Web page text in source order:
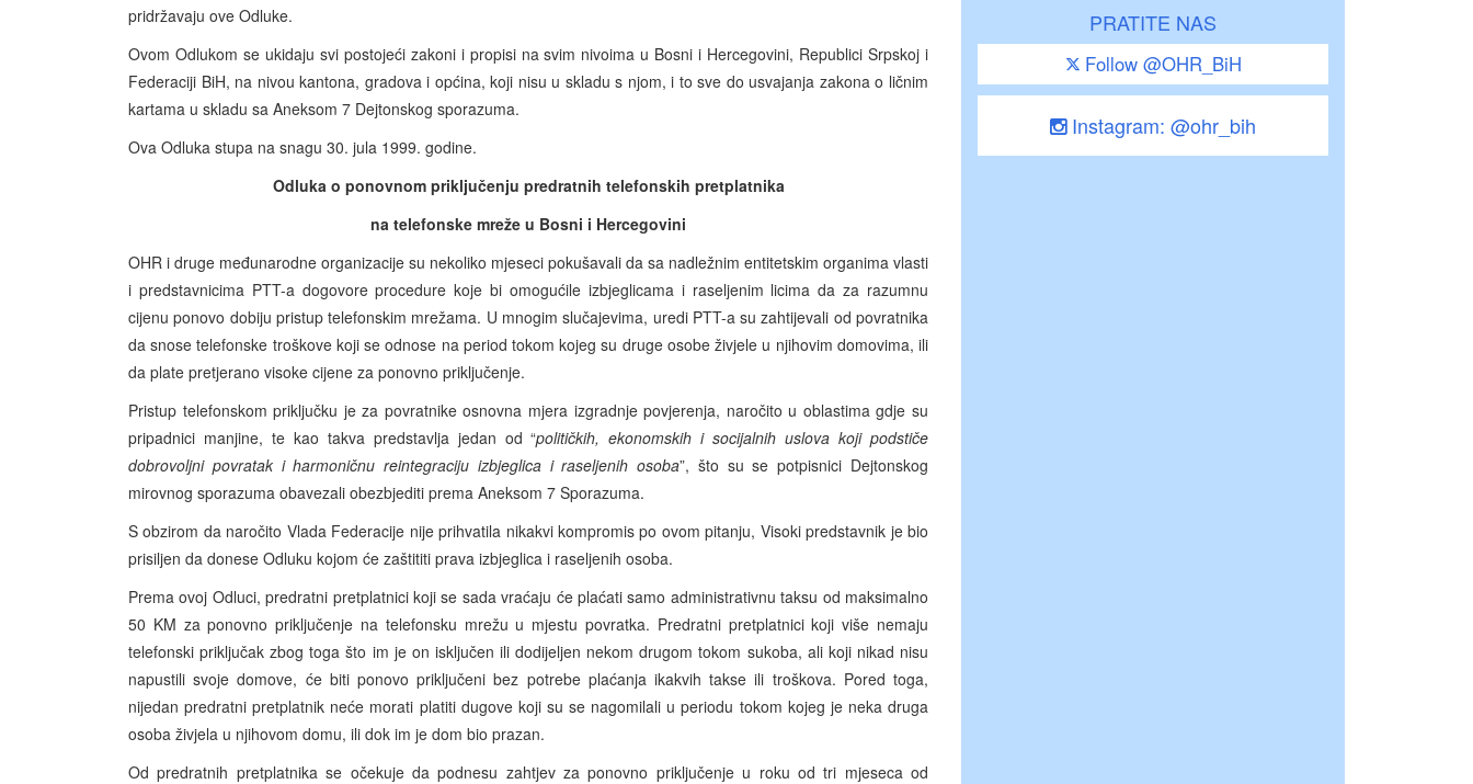
pridržavaju ove Odluke.
Ovom Odlukom se ukidaju svi postojeći zakoni i propisi na svim nivoima u Bosni i Hercegovini, Republici Srpskoj i
Federaciji BiH, na nivou kantona, gradova i općina, koji nisu u skladu s njom, i to sve do usvajanja zakona o ličnim
kartama u skladu sa Aneksom 7 Dejtonskog sporazuma.
Ova Odluka stupa na snagu 30. jula 1999. godine.
Odluka o ponovnom priključenju predratnih telefonskih pretplatnika
na telefonske mreže u Bosni i Hercegovini
OHR i druge međunarodne organizacije su nekoliko mjeseci pokušavali da sa nadležnim entitetskim organima vlasti
i predstavnicima PTT-a dogovore procedure koje bi omogućile izbjeglicama i raseljenim licima da za razumnu
cijenu ponovo dobiju pristup telefonskim mrežama. U mnogim slučajevima, uredi PTT-a su zahtijevali od povratnika
da snose telefonske troškove koji se odnose na period tokom kojeg su druge osobe živjele u njihovim domovima, ili
da plate pretjerano visoke cijene za ponovno priključenje.
Pristup telefonskom priključku je za povratnike osnovna mjera izgradnje povjerenja, naročito u oblastima gdje su
pripadnici manjine, te kao takva predstavlja jedan od “političkih, ekonomskih i socijalnih uslova koji podstiče
dobrovoljni povratak i harmoničnu reintegraciju izbjeglica i raseljenih osoba”, što su se potpisnici Dejtonskog
mirovnog sporazuma obavezali obezbjediti prema Aneksom 7 Sporazuma.
S obzirom da naročito Vlada Federacije nije prihvatila nikakvi kompromis po ovom pitanju, Visoki predstavnik je bio
prisiljen da donese Odluku kojom će zaštititi prava izbjeglica i raseljenih osoba.
Prema ovoj Odluci, predratni pretplatnici koji se sada vraćaju će plaćati samo administrativnu taksu od maksimalno
50 KM za ponovno priključenje na telefonsku mrežu u mjestu povratka. Predratni pretplatnici koji više nemaju
telefonski priključak zbog toga što im je on isključen ili dodijeljen nekom drugom tokom sukoba, ali koji nikad nisu
napustili svoje domove, će biti ponovo priključeni bez potrebe plaćanja ikakvih takse ili troškova. Pored toga,
nijedan predratni pretplatnik neće morati platiti dugove koji su se nagomilali u periodu tokom kojeg je neka druga
osoba živjela u njihovom domu, ili dok im je dom bio prazan.
Od predratnih pretplatnika se očekuje da podnesu zahtjev za ponovno priključenje u roku od tri mjeseca od
PRATITE NAS
Follow @OHR_BiH
Instagram: @ohr_bih